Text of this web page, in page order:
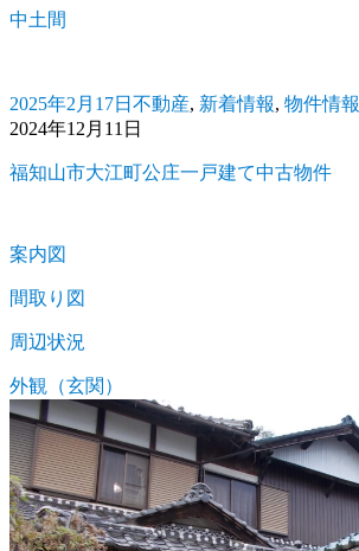
中土間
投
稿
2025年2月17日
カ
ゴ
リ
不動産, 新着情報, 物件情報
2024年12月11日
福知山市大江町公庄一戸建て中古物件
案内図
間取り図
周辺状況
外観（玄関）